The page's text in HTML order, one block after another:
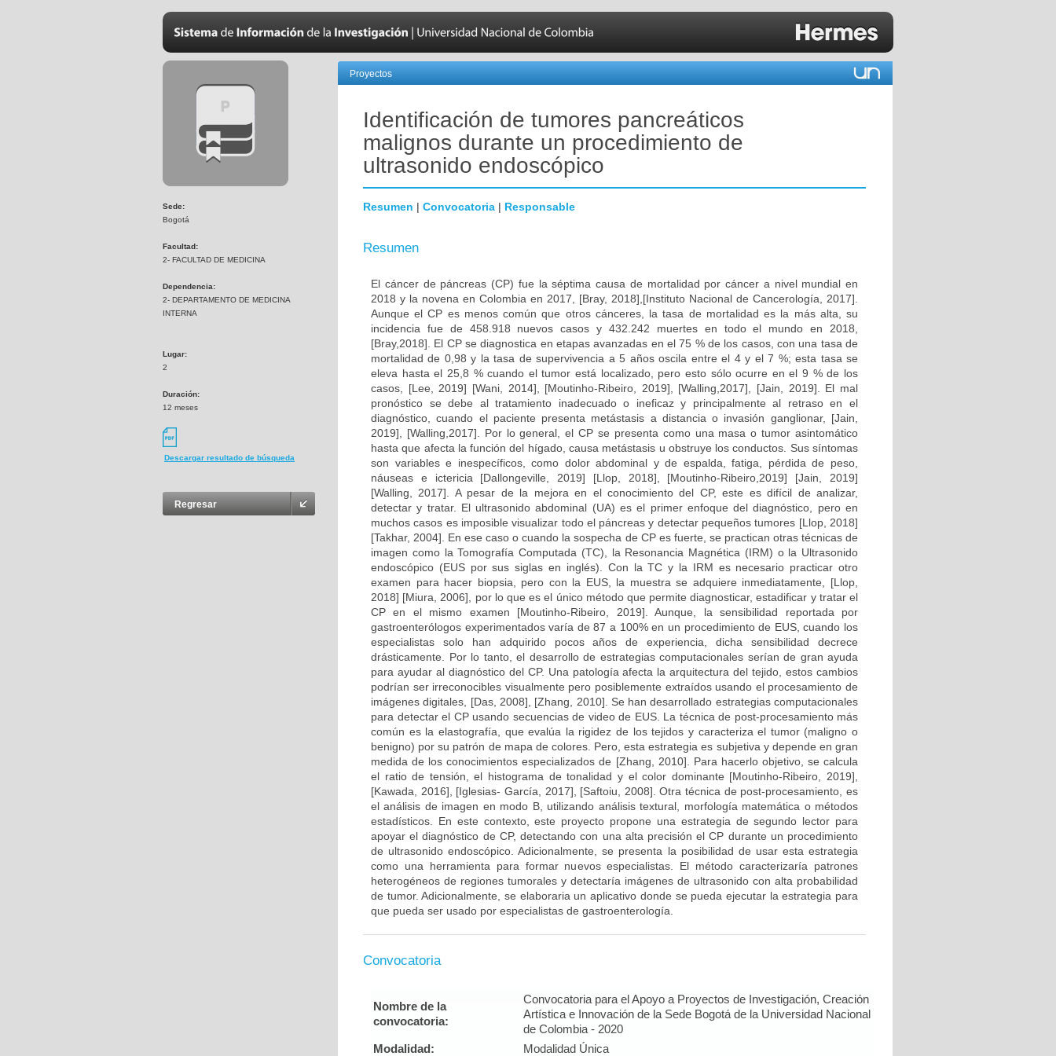
Sede:
Bogotá
Facultad:
2- FACULTAD DE MEDICINA
Dependencia:
2- DEPARTAMENTO DE MEDICINA
INTERNA
Lugar:
2
Duración:
12 meses
Descargar resultado de búsqueda
Regresar
Proyectos
Identificación de tumores pancreáticos
malignos durante un procedimiento de
ultrasonido endoscópico
Resumen | Convocatoria | Responsable
Resumen
El cáncer de páncreas (CP) fue la séptima causa de mortalidad por cáncer a nivel mundial en
2018 y la novena en Colombia en 2017, [Bray, 2018],[Instituto Nacional de Cancerología, 2017].
Aunque el CP es menos común que otros cánceres, la tasa de mortalidad es la más alta, su
incidencia fue de 458.918 nuevos casos y 432.242 muertes en todo el mundo en 2018,
[Bray,2018]. El CP se diagnostica en etapas avanzadas en el 75 % de los casos, con una tasa de
mortalidad de 0,98 y la tasa de supervivencia a 5 años oscila entre el 4 y el 7 %; esta tasa se
eleva hasta el 25,8 % cuando el tumor está localizado, pero esto sólo ocurre en el 9 % de los
casos, [Lee, 2019] [Wani, 2014], [Moutinho-Ribeiro, 2019], [Walling,2017], [Jain, 2019]. El mal
pronóstico se debe al tratamiento inadecuado o ineficaz y principalmente al retraso en el
diagnóstico, cuando el paciente presenta metástasis a distancia o invasión ganglionar, [Jain,
2019], [Walling,2017]. Por lo general, el CP se presenta como una masa o tumor asintomático
hasta que afecta la función del hígado, causa metástasis u obstruye los conductos. Sus síntomas
son variables e inespecíficos, como dolor abdominal y de espalda, fatiga, pérdida de peso,
náuseas e ictericia [Dallongeville, 2019] [Llop, 2018], [Moutinho-Ribeiro,2019] [Jain, 2019]
[Walling, 2017]. A pesar de la mejora en el conocimiento del CP, este es difícil de analizar,
detectar y tratar. El ultrasonido abdominal (UA) es el primer enfoque del diagnóstico, pero en
muchos casos es imposible visualizar todo el páncreas y detectar pequeños tumores [Llop, 2018]
[Takhar, 2004]. En ese caso o cuando la sospecha de CP es fuerte, se practican otras técnicas de
imagen como la Tomografía Computada (TC), la Resonancia Magnética (IRM) o la Ultrasonido
endoscópico (EUS por sus siglas en inglés). Con la TC y la IRM es necesario practicar otro
examen para hacer biopsia, pero con la EUS, la muestra se adquiere inmediatamente, [Llop,
2018] [Miura, 2006], por lo que es el único método que permite diagnosticar, estadificar y tratar el
CP en el mismo examen [Moutinho-Ribeiro, 2019]. Aunque, la sensibilidad reportada por
gastroenterólogos experimentados varía de 87 a 100% en un procedimiento de EUS, cuando los
especialistas solo han adquirido pocos años de experiencia, dicha sensibilidad decrece
drásticamente. Por lo tanto, el desarrollo de estrategias computacionales serían de gran ayuda
para ayudar al diagnóstico del CP. Una patología afecta la arquitectura del tejido, estos cambios
podrían ser irreconocibles visualmente pero posiblemente extraídos usando el procesamiento de
imágenes digitales, [Das, 2008], [Zhang, 2010]. Se han desarrollado estrategias computacionales
para detectar el CP usando secuencias de video de EUS. La técnica de post-procesamiento más
común es la elastografía, que evalúa la rigidez de los tejidos y caracteriza el tumor (maligno o
benigno) por su patrón de mapa de colores. Pero, esta estrategia es subjetiva y depende en gran
medida de los conocimientos especializados de [Zhang, 2010]. Para hacerlo objetivo, se calcula
el ratio de tensión, el histograma de tonalidad y el color dominante [Moutinho-Ribeiro, 2019],
[Kawada, 2016], [Iglesias- García, 2017], [Saftoiu, 2008]. Otra técnica de post-procesamiento, es
el análisis de imagen en modo B, utilizando análisis textural, morfología matemática o métodos
estadísticos. En este contexto, este proyecto propone una estrategia de segundo lector para
apoyar el diagnóstico de CP, detectando con una alta precisión el CP durante un procedimiento
de ultrasonido endoscópico. Adicionalmente, se presenta la posibilidad de usar esta estrategia
como una herramienta para formar nuevos especialistas. El método caracterizaría patrones
heterogéneos de regiones tumorales y detectaría imágenes de ultrasonido con alta probabilidad
de tumor. Adicionalmente, se elaboraria un aplicativo donde se pueda ejecutar la estrategia para
que pueda ser usado por especialistas de gastroenterología.
Convocatoria
Nombre de la
convocatoria:
Convocatoria para el Apoyo a Proyectos de Investigación, Creación
Artística e Innovación de la Sede Bogotá de la Universidad Nacional
de Colombia - 2020
Modalidad:
Modalidad Única